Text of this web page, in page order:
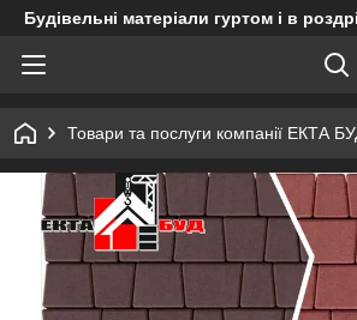
Будівельні матеріали гуртом і в
Товари та послуги компанії ЕКТА